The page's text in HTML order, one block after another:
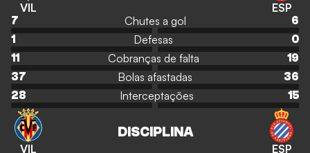
VIL ESP
7 Chutes a gol
6
1
Defesas
0
11
Cobranças de falta
19
37
Bolas afastadas
36
28
Interceptações 15
VIL
DISCIPLINA
ESP